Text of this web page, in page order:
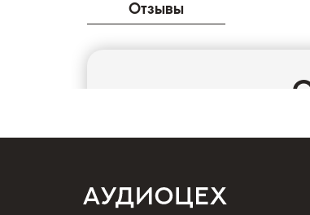
Отзывы
Кронштейны для акустики
двух угловых кронштейнов. Это
сквозное отверстие для